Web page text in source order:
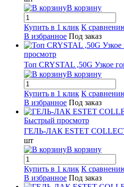
В корзину
Купить в 1 клик К
В избранное Под заказ
просмотр
Топ CRYSTAL ,50G Узкое
В корзину
Купить в 1 клик К
В избранное Под заказ
Быстрый просмотр
ГЕЛЬ-ЛАК ESTET
шт
В корзину
Купить в 1 клик К
В избранное Под заказ